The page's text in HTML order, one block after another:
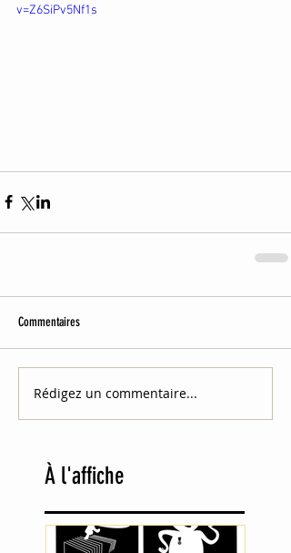
v=Z6SiPv5Nf1s
Commentaires
Rédigez un commentaire...
À l'affiche